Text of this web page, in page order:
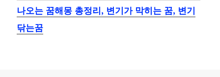
나오는 꿈해몽 총정리, 변기가 막히는 꿈, 변기
닦는꿈